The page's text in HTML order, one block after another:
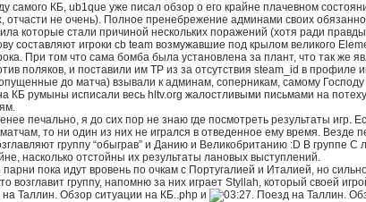
самого КБ, ub1que уже писал обзор о его крайне плачевном
отчасти не очень). Полное пренебрежение админами своих
которые стали причиной нескольких поражений (хотя ради
составляют игроки cb team возмужавшие под крылом великого
При том что сама бомба была установлена за плант, что так же
поляков, и поставили им TP из за отсутствия steam_id в профиле
до матча) взывали к админам, соперникам, самому Господу
КБ румыны исписали весь hltv.org жалостливыми письмами на
печально, я до сих пор не знаю где посмотреть результаты игр.
то ни один из них не игрался в отведенное ему время. Везде
группу “обыграв” и Данию и Великобританию :D В группе
насколько отстойны их результаты лановых выступлений.
парни пока идут вровень по очкам с Португалией и Италией, но
возглавит группу, напомню за них играет Styllah, который своей
.php и